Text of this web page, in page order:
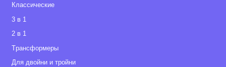
Классические
3 в 1
2 в 1
Tрансформеры
Для двойни и тройни